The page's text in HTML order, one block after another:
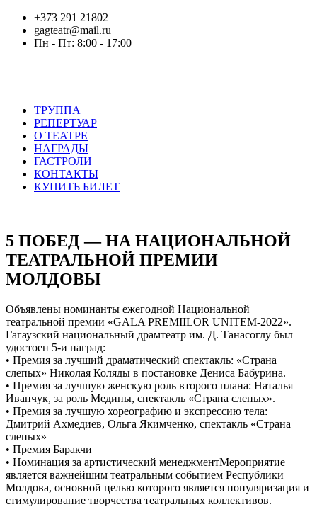
+373 291 21802
gagteatr@mail.ru
Пн - Пт: 8:00 - 17:00
ТРУППА
РЕПЕРТУАР
О ТЕАТРЕ
НАГРАДЫ
ГАСТРОЛИ
КОНТАКТЫ
КУПИТЬ БИЛЕТ
5 ПОБЕД — НА НАЦИОНАЛЬНОЙ
ТЕАТРАЛЬНОЙ ПРЕМИИ
МОЛДОВЫ
Объявлены номинанты ежегодной Национальной
театральной премии «GALA PREMIILOR UNITEM-2022».
Гагаузский национальный драмтеатр им. Д. Танасоглу был
удостоен 5-и наград:
• Премия за лучший драматический спектакль: «Страна
слепых» Николая Коляды в постановке Дениса Бабурина.
• Премия за лучшую женскую роль второго плана: Наталья
Иванчук, за роль Медины, спектакль «Страна слепых».
• Премия за лучшую хореографию и экспрессию тела:
Дмитрий Ахмедиев, Ольга Якимченко, спектакль «Страна
слепых»
• Премия Баракчи
• Номинация за артистический менеджментМероприятие
является важнейшим театральным событием Республики
Молдова, основной целью которого является популяризация и
стимулирование творчества театральных коллективов.